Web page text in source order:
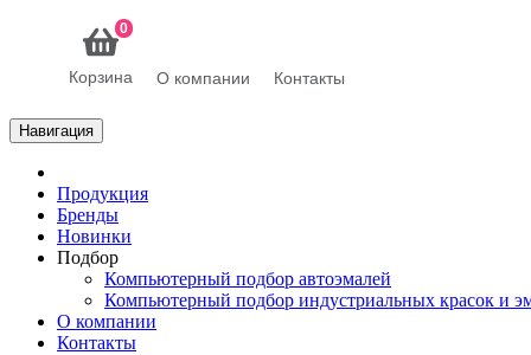
0
Корзина О компании Контакты
Навигация
Продукция
Бренды
Новинки
Подбор
Компьютерный подбор автоэмалей
Компьютерный подбор индустриальных красок и
О компании
Контакты